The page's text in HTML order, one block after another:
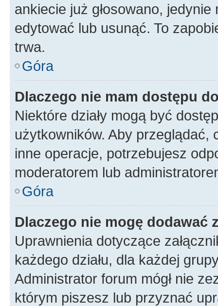
ankiecie już głosowano,
edytować lub usunąć. To
trwa.
Góra
Dlaczego nie mam dostępu
Niektóre działy mogą być
użytkowników. Aby
inne operacje, potrzebujesz
moderatorem lub
Góra
Dlaczego nie mogę dodawać
Uprawnienia dotyczące
każdego działu, dla każdej
Administrator forum mógł nie
którym piszesz lub przyznać